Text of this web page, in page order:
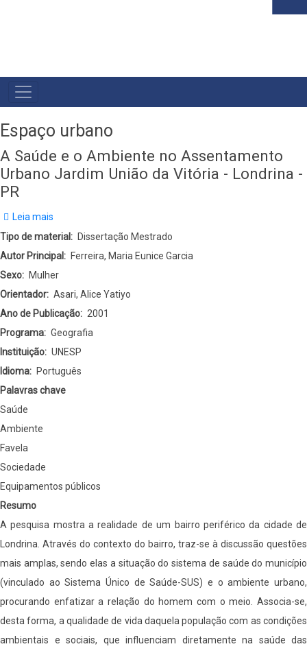
MAIN
NAVIGATION
Espaço urbano
A Saúde e o Ambiente no Assentamento
Urbano Jardim União da Vitória - Londrina -
PR
Leia mais
A
Saúde
e
o
Ambiente
no
Assentamento
Urbano
Jardim
Londrina
PR
Tipo de material
Dissertação Mestrado
Autor Principal
Ferreira, Maria Eunice Garcia
Sexo
Mulher
Orientador
Asari, Alice Yatiyo
Ano de Publicação
2001
Programa
Geografia
Instituição
UNESP
Idioma
Português
Palavras chave
Saúde
Ambiente
Favela
Sociedade
Equipamentos públicos
Resumo
A pesquisa mostra a realidade de um bairro periférico da cidade de
Londrina. Através do contexto do bairro, traz-se à discussão questões
mais amplas, sendo elas a situação do sistema de saúde do município
(vinculado ao Sistema Único de Saúde-SUS) e o ambiente urbano,
procurando enfatizar a relação do homem com o meio. Associa-se,
desta forma, a qualidade de vida daquela população com as condições
ambientais e sociais, que influenciam diretamente na saúde das